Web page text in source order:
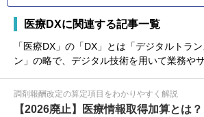
医療DXに関連する記事一覧
「医療DX」の「DX」とは「デジタルトラ
ン」の略で、デジタル技術を用いて業務や
調剤報酬改定の算定項目をわかりやすく解説
【2026廃止】医療情報取得加算とは？